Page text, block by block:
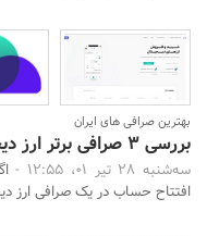
بهترین صرافی های ایران
بررسی 3 صرافی برتر ارز دیجیتال در ایران
سه‌شنبه 28 تیر 01، 12:55 -
افتتاح حساب در یک صرافی ارز